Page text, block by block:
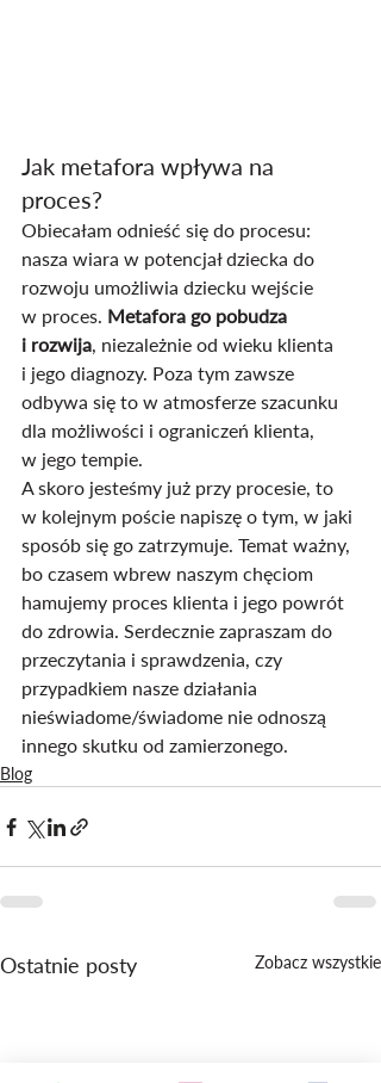
Jak metafora wpływa na
proces?
Obiecałam odnieść się do procesu:
nasza wiara w potencjał dziecka do
rozwoju umożliwia dziecku wejście
w proces. Metafora go pobudza
i rozwija, niezależnie od wieku klienta
i jego diagnozy. Poza tym zawsze
odbywa się to w atmosferze szacunku
dla możliwości i ograniczeń klienta,
w jego tempie.
A skoro jesteśmy już przy procesie, to
w kolejnym poście napiszę o tym, w jaki
sposób się go zatrzymuje. Temat ważny,
bo czasem wbrew naszym chęciom
hamujemy proces klienta i jego powrót
do zdrowia. Serdecznie zapraszam do
przeczytania i sprawdzenia, czy
przypadkiem nasze działania
nieświadome/świadome nie odnoszą
innego skutku od zamierzonego.
Blog
Ostatnie posty Zobacz wszystkie